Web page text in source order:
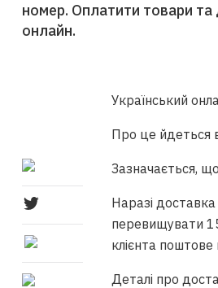
номер. Оплатити товари
онлайн.
Український
Про це йдеться в
Зазначається,
Наразі
перевищувати
клієнта поштове
Деталі про